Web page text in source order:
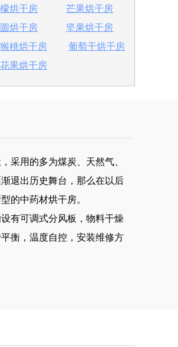
用的多为煤炭、天然气、
退出历史舞台，那么在以后
的中药材烘干房。
有可调式分风板，物料干燥
衡，温度自控，安装维修方
烘干房
芒果烘干房
烘干房
坚果烘干房
桃烘干房
葡萄干烘干房
果烘干房